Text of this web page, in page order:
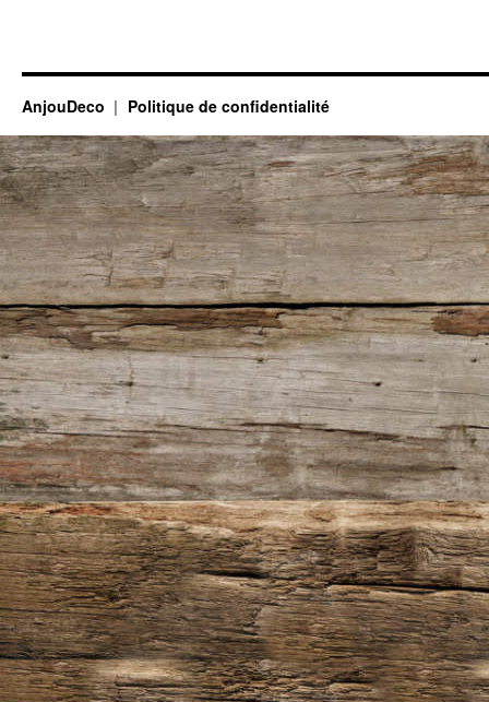
AnjouDeco Politique de confidentialité